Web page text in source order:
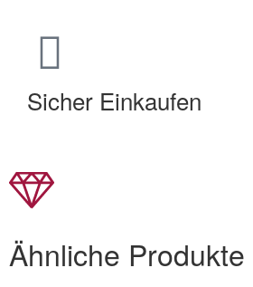
Sicher Einkaufen
Ähnliche Produkte